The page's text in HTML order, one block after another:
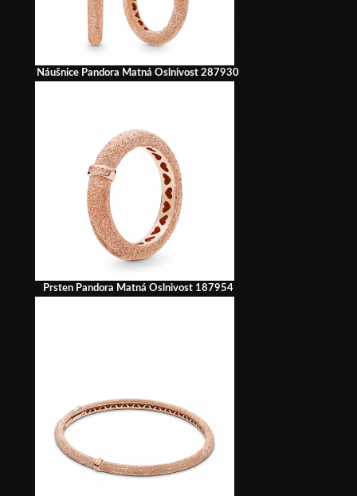
Náušnice Pandora Matná Oslnivost 287930
Prsten Pandora Matná Oslnivost 187954